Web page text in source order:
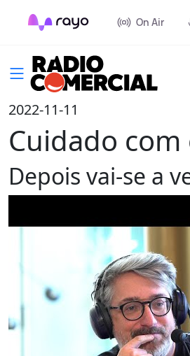
On Air
2022-11-11
Cuidado
Depois vai-se a